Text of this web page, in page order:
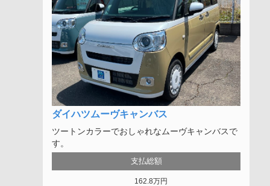
ダイハツムーヴキャンバス
ツートンカラーでおしゃれなムーヴキャンバスで
す。
支払総額
162.8万円